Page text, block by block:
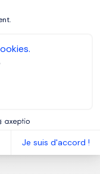
Je suis d'accord !
mobilité
des actifs
une opportunité
réduire les risques.
Les entreprises